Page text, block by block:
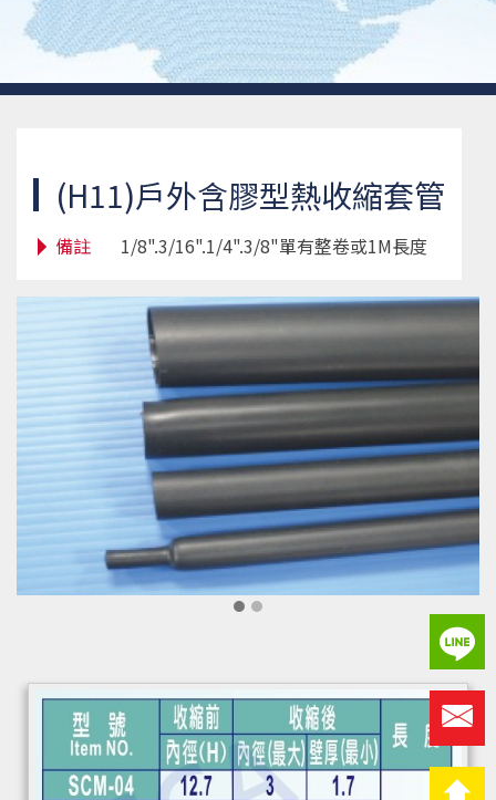
(H11)戶外含膠型熱收縮套管
備註 1/8".3/16".1/4".3/8"單有整卷或1M長度